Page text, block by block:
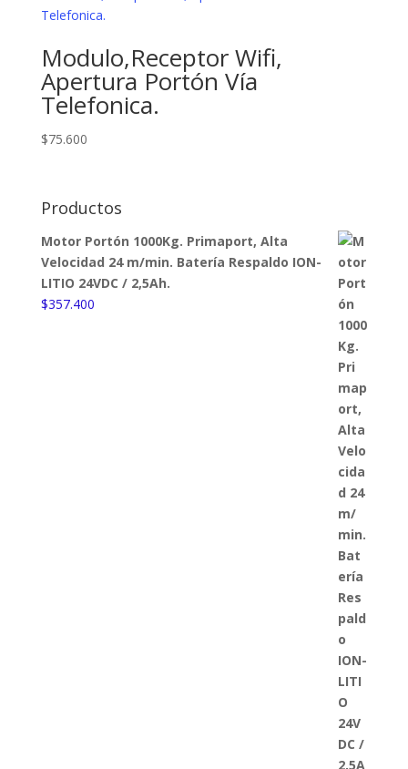
Modulo,Receptor Wifi,
Apertura Portón Vía
Telefonica.
$75.600
Productos
Motor Portón 1000Kg. Primaport, Alta
Velocidad 24 m/min. Batería Respaldo ION-
LITIO 24VDC / 2,5Ah.
$357.400